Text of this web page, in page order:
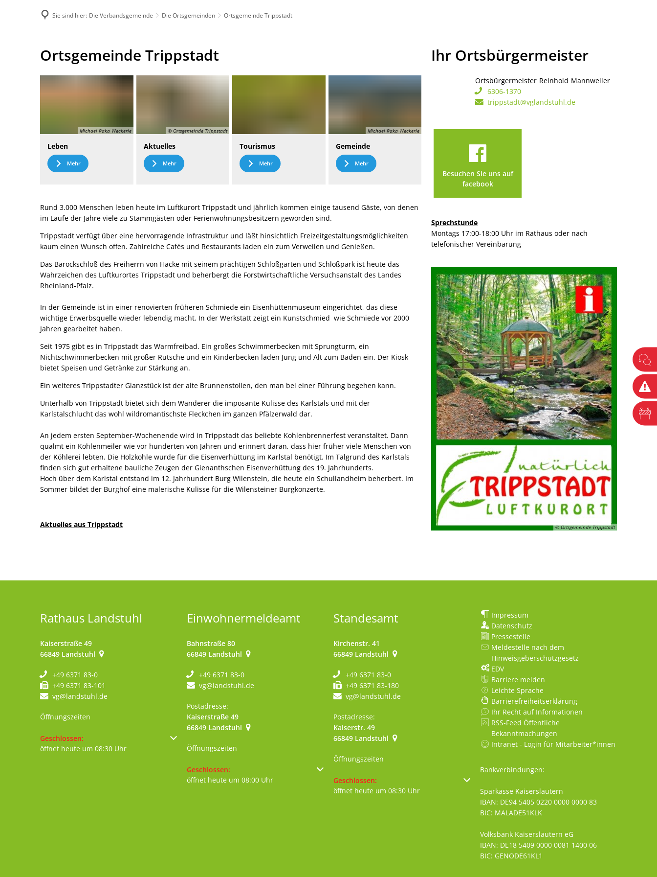
Sie sind hier: Die Verbandsgemeinde Die Ortsgemeinden Ortsgemeinde Trippstadt
Ortsgemeinde
Trippstadt
Ortsgemeinde Trippstadt
Michael Raka Weckerle
Leben
Mehr
© Ortsgemeinde Trippstadt
Aktuelles
Mehr
Tourismus
Mehr
Michael Raka Weckerle
Gemeinde
Mehr
Rund 3.000 Menschen leben heute im Luftkurort Trippstadt und jährlich kommen einige tausend Gäste, von denen
im Laufe der Jahre viele zu Stammgästen oder Ferienwohnungsbesitzern geworden sind.
Trippstadt verfügt über eine hervorragende Infrastruktur und läßt hinsichtlich Freizeitgestaltungsmöglichkeiten
kaum einen Wunsch offen. Zahlreiche Cafés und Restaurants laden ein zum Verweilen und Genießen.
Das Barockschloß des Freiherrn von Hacke mit seinem prächtigen Schloßgarten und Schloßpark ist heute das
Wahrzeichen des Luftkurortes Trippstadt und beherbergt die Forstwirtschaftliche Versuchsanstalt des Landes
Rheinland-Pfalz.
In der Gemeinde ist in einer renovierten früheren Schmiede ein Eisenhüttenmuseum eingerichtet, das diese
wichtige Erwerbsquelle wieder lebendig macht. In der Werkstatt zeigt ein Kunstschmied wie Schmiede vor 2000
Jahren gearbeitet haben.
Seit 1975 gibt es in Trippstadt das Warmfreibad. Ein großes Schwimmerbecken mit Sprungturm, ein
Nichtschwimmerbecken mit großer Rutsche und ein Kinderbecken laden Jung und Alt zum Baden ein. Der Kiosk
bietet Speisen und Getränke zur Stärkung an.
Ein weiteres Trippstadter Glanzstück ist der alte Brunnenstollen, den man bei einer Führung begehen kann.
Unterhalb von Trippstadt bietet sich dem Wanderer die imposante Kulisse des Karlstals und mit der
Karlstalschlucht das wohl wildromantischste Fleckchen im ganzen Pfälzerwald dar.
An jedem ersten September-Wochenende wird in Trippstadt das beliebte Kohlenbrennerfest veranstaltet. Dann
qualmt ein Kohlenmeiler wie vor hunderten von Jahren und erinnert daran, dass hier früher viele Menschen von
der Köhlerei lebten. Die Holzkohle wurde für die Eisenverhüttung im Karlstal benötigt. Im Talgrund des Karlstals
finden sich gut erhaltene bauliche Zeugen der Gienanthschen Eisenverhüttung des 19. Jahrhunderts.
Hoch über dem Karlstal entstand im 12. Jahrhundert Burg Wilenstein, die heute ein Schullandheim beherbert. Im
Sommer bildet der Burghof eine malerische Kulisse für die Wilensteiner Burgkonzerte.
Aktuelles aus Trippstadt
Ihr Ortsbürgermeister
Ortsbürgermeister Reinhold Mannweiler
6306-1370
trippstadt@vglandstuhl.de
Besuchen Sie uns auf
facebook
Sprechstunde
Montags 17:00-18:00 Uhr im Rathaus oder nach
telefonischer Vereinbarung
© Ortsgemeinde Trippstadt
Rathaus Landstuhl
Kaiserstraße 49
66849 Landstuhl
+49 6371 83-0
+49 6371 83-101
vg@landstuhl.de
Öffnungszeiten
Klicken, um weitere Öffnungs- oder Schließzeiten auszublenden
Geschlossen:
öffnet heute um 08:30 Uhr
Einwohnermeldeamt
Bahnstraße 80
66849 Landstuhl
+49 6371 83-0
vg@landstuhl.de
Postadresse:
Kaiserstraße 49
66849 Landstuhl
Öffnungszeiten
Klicken, um weitere Öffnungs- oder Schließzeiten auszublenden
Geschlossen:
öffnet heute um 08:00 Uhr
Standesamt
Kirchenstr. 41
66849 Landstuhl
+49 6371 83-0
+49 6371 83-180
vg@landstuhl.de
Postadresse:
Kaiserstr. 49
66849 Landstuhl
Öffnungszeiten
Klicken, um weitere Öffnungs- oder Schließzeiten auszublenden
Geschlossen:
öffnet heute um 08:30 Uhr
Impressum
Datenschutz
Pressestelle
Meldestelle nach dem
Hinweisgeberschutzgesetz
EDV
Barriere melden
Leichte Sprache
Barrierefreiheitserklärung
Ihr Recht auf Informationen
RSS-Feed Öffentliche
Bekanntmachungen
Intranet - Login für Mitarbeiter*innen
Bankverbindungen:
Sparkasse Kaiserslautern
IBAN: DE94 5405 0220 0000 0000 83
BIC: MALADE51KLK
Volksbank Kaiserslautern eG
IBAN: DE18 5409 0000 0081 1400 06
BIC: GENODE61KL1